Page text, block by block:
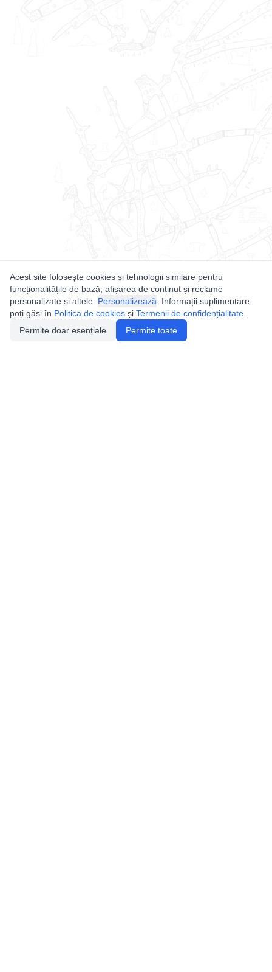
Acest site folosește cookies și tehnologii similare pentru
funcționalitățile de bază, afișarea de conținut și reclame
personalizate și altele. Personalizează . Informații suplimentare
poți găsi în Politica de cookies și Termenii de confidențialitate
Permite doar esențiale
Permite toate